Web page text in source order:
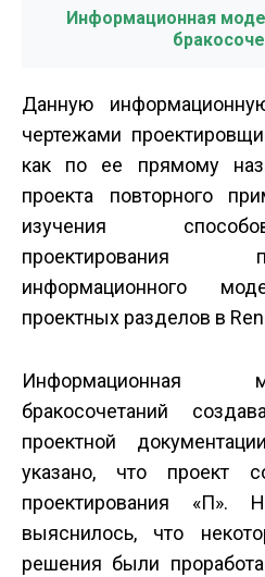
Информационная
Данную
чертежами
как по ее прямому
проекта повторного
изучения
проектирования
информационного
проектных разделов в
Информационная
бракосочетаний
проектной
указано, что проект
проектирования
выяснилось, что
решения были